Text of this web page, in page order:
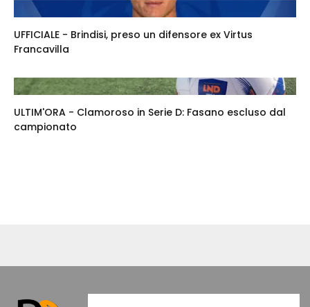
UFFICIALE - Brindisi, preso un difensore ex Virtus
Francavilla
ULTIM'ORA - Clamoroso in Serie D: Fasano escluso dal
campionato